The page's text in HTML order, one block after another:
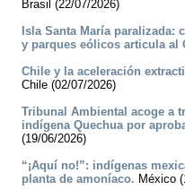
Brasil (22/07/2026)
Isla Santa María
y parques eólicos articula al
Chile y la aceleración
Chile (02/07/2026)
Tribunal Ambiental acoge a
indígena Quechua por
(19/06/2026)
“¡Aquí no!”: indígenas
planta de amoníaco. México